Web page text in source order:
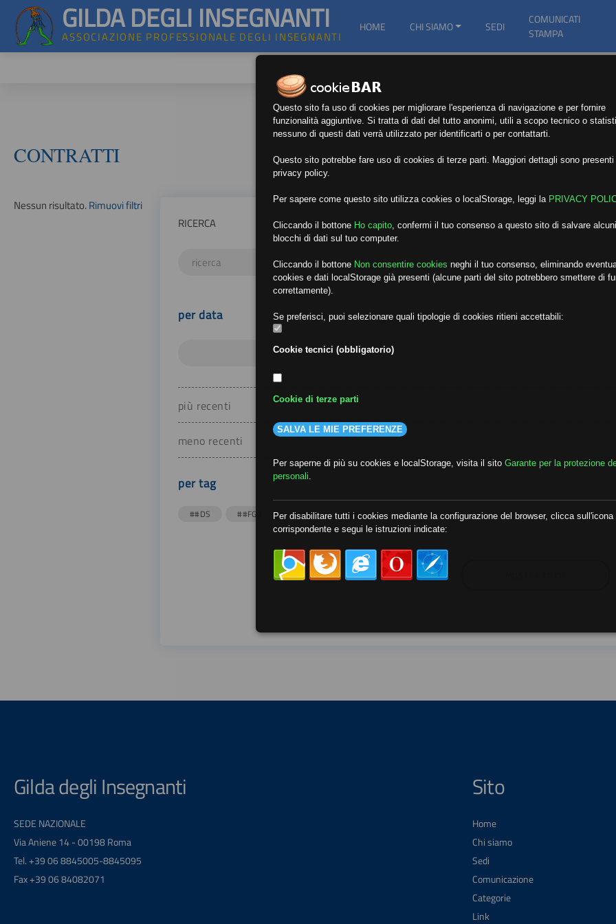
GILDA DEGLI INSEGNANTI
ASSOCIAZIONE PROFESSIONALE DEGLI INSEGNANTI
HOME CHI SIAMO SEDI
COMUNICATI
STAMPA
CONTRATTI
Nessun risultato.Rimuovi filtri
RICERCA
per data
più recenti
meno recenti
per tag
##DS ##FGU ##Gilda ##audoizioni ##autonomia
Gilda degli Insegnanti
SEDE NAZIONALE
Via Aniene 14 - 00198 Roma
Tel. +39 06 8845005-8845095
Fax +39 06 84082071
Sito
Home
Chi siamo
Sedi
Comunicazione
Categorie
Link
Questo sito fa uso di cookies per migliorare l'esperienza di navigazione e per fornire
funzionalità aggiuntive. Si tratta di dati del tutto anonimi, utili a scopo tecnico o
nessuno di questi dati verrà utilizzato per identificarti o per contattarti.
Questo sito potrebbe fare uso di cookies di terze parti. Maggiori dettagli sono
privacy policy.
Per sapere come questo sito utilizza cookies o localStorage, leggi la PRIVACY
Cliccando il bottone Ho capito confermi il tuo consenso a questo sito di salvare
blocchi di dati sul tuo computer.
Cliccando il bottone Non consentire cookies neghi il tuo consenso, eliminando
cookies e dati localStorage già presenti (alcune parti del sito potrebbero smettere di
correttamente).
Se preferisci, puoi selezionare quali tipologie di cookies ritieni accettabili:
Cookie tecnici (obbligatorio)
Cookie di terze parti
SALVA LE MIE PREFERENZE
Per saperne di più su cookies e localStorage, visita il sito Garante per la protezione
personali
Per disabilitare tutti i cookies mediante la configurazione del browser, clicca sull'icona
corrispondente e segui le istruzioni indicate: